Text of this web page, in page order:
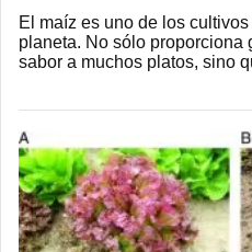
El maíz es uno de los
planeta. No sólo proporciona
sabor a muchos platos, sino